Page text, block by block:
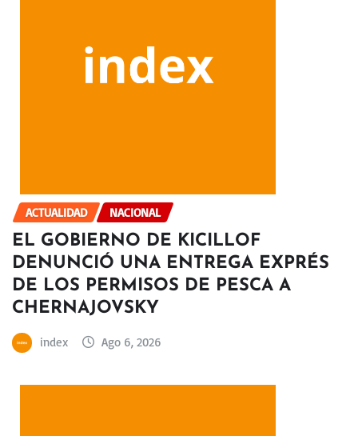
ACTUALIDAD NACIONAL
EL GOBIERNO DE KICILLOF
DENUNCIÓ UNA ENTREGA EXPRÉS
DE LOS PERMISOS DE PESCA A
CHERNAJOVSKY
index Ago 6, 2026